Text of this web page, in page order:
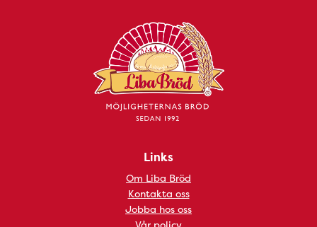
Links
Om Liba Bröd
Kontakta oss
Jobba hos oss